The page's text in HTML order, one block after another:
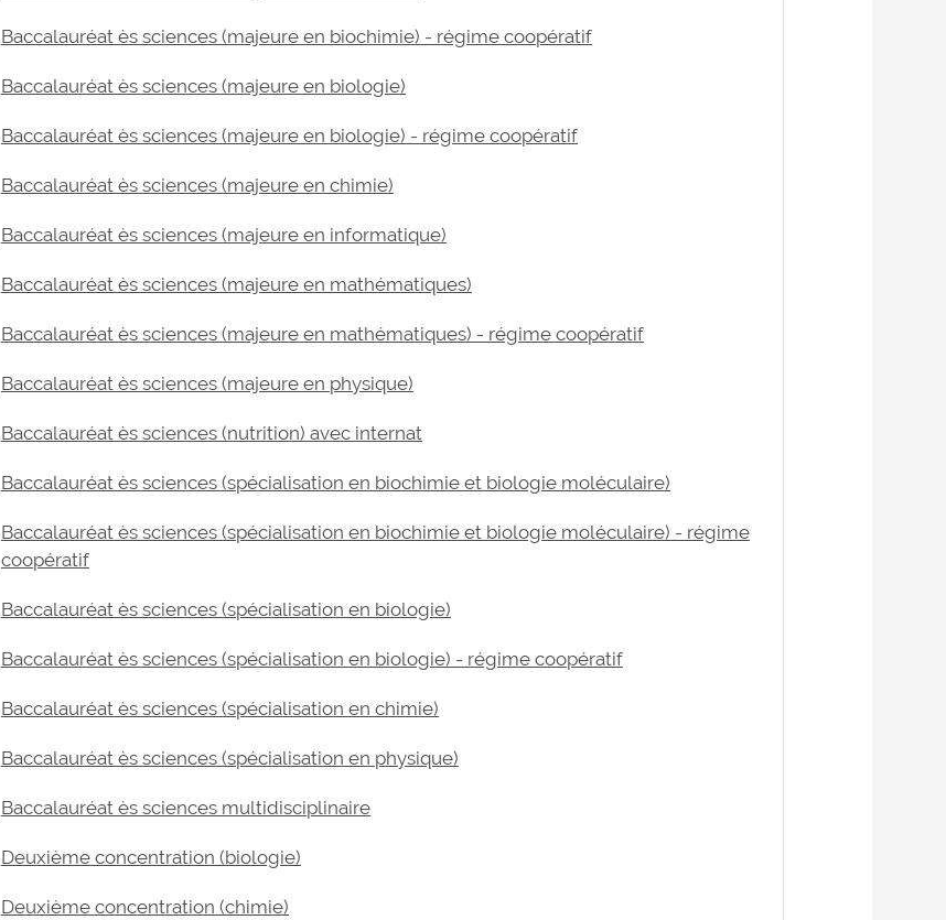
Baccalauréat ès sciences (majeure en biochimie) - régime coopératif
Baccalauréat ès sciences (majeure en biologie)
Baccalauréat ès sciences (majeure en biologie) - régime coopératif
Baccalauréat ès sciences (majeure en chimie)
Baccalauréat ès sciences (majeure en informatique)
Baccalauréat ès sciences (majeure en mathématiques)
Baccalauréat ès sciences (majeure en mathématiques) - régime coopératif
Baccalauréat ès sciences (majeure en physique)
Baccalauréat ès sciences (nutrition) avec internat
Baccalauréat ès sciences (spécialisation en biochimie et biologie moléculaire)
Baccalauréat ès sciences (spécialisation en biochimie et biologie moléculaire) - régime
coopératif
Baccalauréat ès sciences (spécialisation en biologie)
Baccalauréat ès sciences (spécialisation en biologie) - régime coopératif
Baccalauréat ès sciences (spécialisation en chimie)
Baccalauréat ès sciences (spécialisation en physique)
Baccalauréat ès sciences multidisciplinaire
Deuxième concentration (biologie)
Deuxième concentration (chimie)